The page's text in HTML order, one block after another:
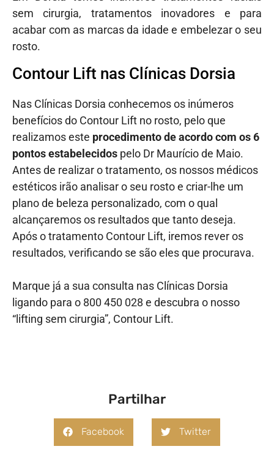
sem cirurgia, tratamentos inovadores e para
acabar com as marcas da idade e embelezar o seu
rosto.
Contour Lift nas Clínicas Dorsia
Nas Clínicas Dorsia conhecemos os inúmeros
benefícios do Contour Lift no rosto, pelo que
realizamos este procedimento de acordo com os 6
pontos estabelecidos pelo Dr Maurício de Maio.
Antes de realizar o tratamento, os nossos médicos
estéticos irão analisar o seu rosto e criar-lhe um
plano de beleza personalizado, com o qual
alcançaremos os resultados que tanto deseja.
Após o tratamento Contour Lift, iremos rever os
resultados, verificando se são eles que procurava.
Marque já a sua consulta nas Clínicas Dorsia
ligando para o 800 450 028 e descubra o nosso
“lifting sem cirurgia”, Contour Lift.
Partilhar
Facebook Twitter